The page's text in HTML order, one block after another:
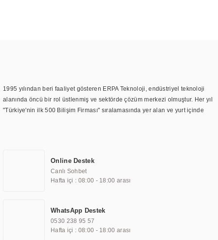
1995 yılından beri faaliyet gösteren ERPA Teknoloji, endüstriyel teknoloji
alanında öncü bir rol üstlenmiş ve sektörde çözüm merkezi olmuştur. Her yıl
"Türkiye'nin ilk 500 Bilişim Firması" sıralamasında yer alan ve yurt içinde
TOCHI markası altında kendi ürettiği ürünlerde kullanmıştır. Günümüzde
TOCHI; videowall, digital signage, kiosk, totem, akıllı durak ekranı, araç içi
ekran, asansör ekranı, digital menüboard, marin ekran, medikal ekran,
ekranları, endüstriyel ekranlar, kapı önü bilgi ekranları, panel PC,
endüstriyel Panel PC, mini PC, endüstriyel mini PC ve akıllı bina sistemleri
gibi çözümleri 4.5" ile 110” boyutları arasında üretebilirken, ayrıca standart
Online Destek
Canlı Sohbet
Hafta içi : 08:00 - 18:00 arası
WhatsApp Destek
0530 238 95 57
Hafta içi : 08:00 - 18:00 arası